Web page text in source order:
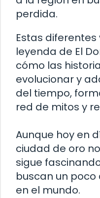
perdida.
Estas
leyenda de El
cómo las
evolucionar y
del tiempo,
red de mitos y
Aunque hoy en
ciudad de oro
sigue
buscan un
en el mundo.